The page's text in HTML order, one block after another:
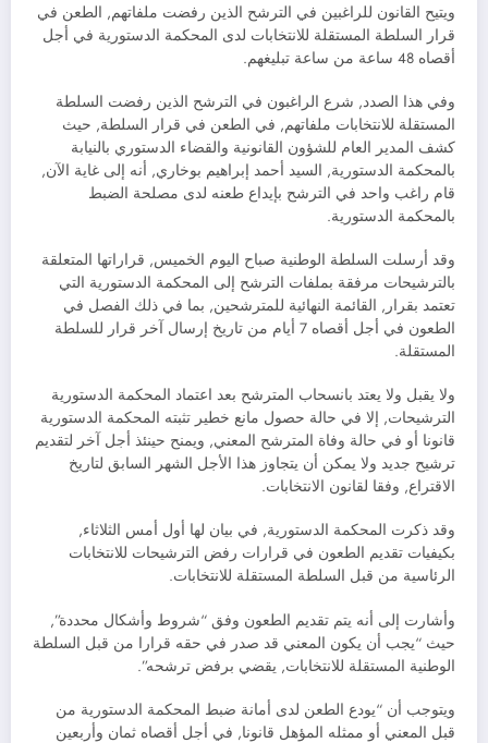
ويتيح القانون للراغبين في الترشح الذين رفضت ملفاتهم, الطعن في
قرار السلطة المستقلة للانتخابات لدى المحكمة الدستورية في أجل
أقصاه 48 ساعة من ساعة تبليغهم.
وفي هذا الصدد, شرع الراغبون في الترشح الذين رفضت السلطة
المستقلة للانتخابات ملفاتهم, في الطعن في قرار السلطة, حيث
كشف المدير العام للشؤون القانونية والقضاء الدستوري بالنيابة
بالمحكمة الدستورية, السيد أحمد إبراهيم بوخاري, أنه إلى غاية الآن,
قام راغب واحد في الترشح بإيداع طعنه لدى مصلحة الضبط
بالمحكمة الدستورية.
وقد أرسلت السلطة الوطنية صباح اليوم الخميس, قراراتها المتعلقة
بالترشيحات مرفقة بملفات الترشح إلى المحكمة الدستورية التي
تعتمد بقرار, القائمة النهائية للمترشحين, بما في ذلك الفصل في
الطعون في أجل أقصاه 7 أيام من تاريخ إرسال آخر قرار للسلطة
المستقلة.
ولا يقبل ولا يعتد بانسحاب المترشح بعد اعتماد المحكمة الدستورية
الترشيحات, إلا في حالة حصول مانع خطير تثبته المحكمة الدستورية
قانونا أو في حالة وفاة المترشح المعني, ويمنح حينئذ أجل آخر لتقديم
ترشيح جديد ولا يمكن أن يتجاوز هذا الأجل الشهر السابق لتاريخ
الاقتراع, وفقا لقانون الانتخابات.
وقد ذكرت المحكمة الدستورية, في بيان لها أول أمس الثلاثاء,
بكيفيات تقديم الطعون في قرارات رفض الترشيحات للانتخابات
الرئاسية من قبل السلطة المستقلة للانتخابات.
وأشارت إلى أنه يتم تقديم الطعون وفق “شروط وأشكال محددة”,
حيث “يجب أن يكون المعني قد صدر في حقه قرارا من قبل السلطة
الوطنية المستقلة للانتخابات, يقضي برفض ترشحه”.
ويتوجب أن “يودع الطعن لدى أمانة ضبط المحكمة الدستورية من
قبل المعني أو ممثله المؤهل قانونا, في أجل أقصاه ثمان وأربعين